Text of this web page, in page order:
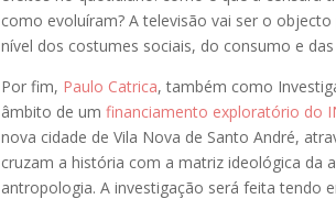
como evoluíram? A televisão vai ser o
nível dos costumes sociais, do consumo e
Por fim, Paulo Catrica, também como
âmbito de um financiamento exploratório do
nova cidade de Vila Nova de Santo André,
cruzam a história com a matriz ideológica da
antropologia. A investigação será feita tendo